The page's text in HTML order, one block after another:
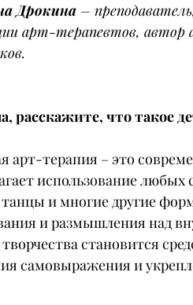
Дрокина –
арт-терапевтов,
расскажите, что такое
арт-терапия – это
использование любых
и многие другие
и размышления над
становится
самовыражения и